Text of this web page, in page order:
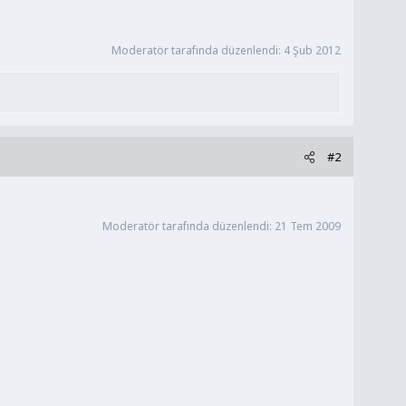
Moderatör tarafında düzenlendi: 4 Şub 2012
#2
Moderatör tarafında düzenlendi: 21 Tem 2009